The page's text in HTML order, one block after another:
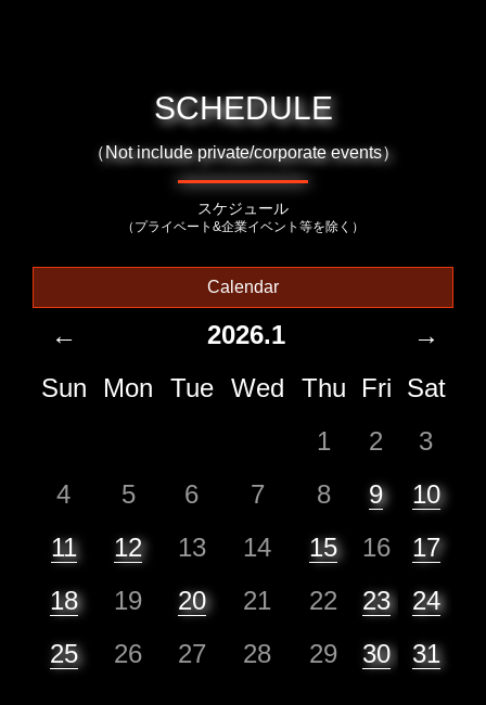
SCHEDULE
（Not include private/corporate events）
スケジュール
（プライベート&企業イベント等を除く）
Calendar
← 2026.1
→
Sun
Mon Tue Wed Thu Fri Sat
1
2
3
4
5 6 7 8 9
10
11
12 13 14 15 16
17
18
19 20 21 22 23
24
25
26 27 28 29 30 31